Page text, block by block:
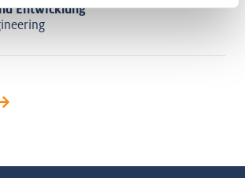
Entwicklung